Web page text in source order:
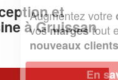
et
à Gruissan
chiffre d'affaireset
en gagnant de